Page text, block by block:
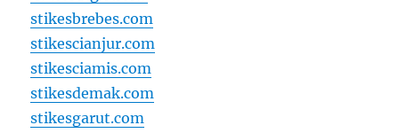
stikesbrebes.com
stikescianjur.com
stikesciamis.com
stikesdemak.com
stikesgarut.com